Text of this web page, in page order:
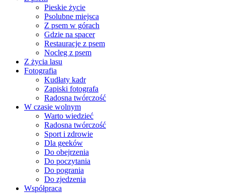
Pieskie życie
Psolubne miejsca
Z psem w górach
Gdzie na spacer
Restauracje z psem
Nocleg z psem
Z życia lasu
Fotografia
Kudłaty kadr
Zapiski fotografa
Radosna twórczość
W czasie wolnym
Warto wiedzieć
Radosna twórczość
Sport i zdrowie
Dla geeków
Do obejrzenia
Do poczytania
Do pogrania
Do zjedzenia
Współpraca